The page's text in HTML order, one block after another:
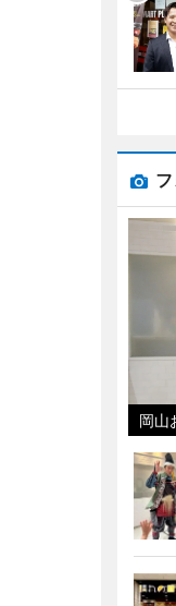
岡山